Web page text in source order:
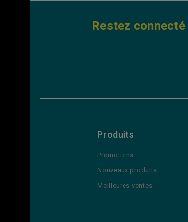
Restez
Produits
Promotions
Nouveaux produits
Meilleures ventes